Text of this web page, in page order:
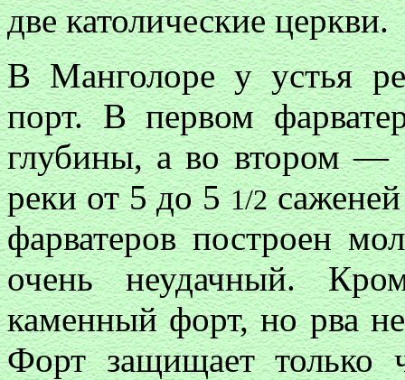
две католические церкви.
В Манголоре у устья
порт. В первом
глубины, а во втором
реки от 5 до 51/2
фарватеров построен
очень неудачный.
каменный форт, но рва
Форт защищает только